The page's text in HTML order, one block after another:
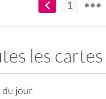
1
les cartes
du jour